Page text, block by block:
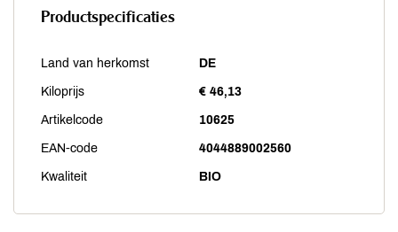
Productspecificaties
Land van herkomst DE
Kiloprijs € 46,13
Artikelcode 10625
EAN-code 4044889002560
Kwaliteit BIO